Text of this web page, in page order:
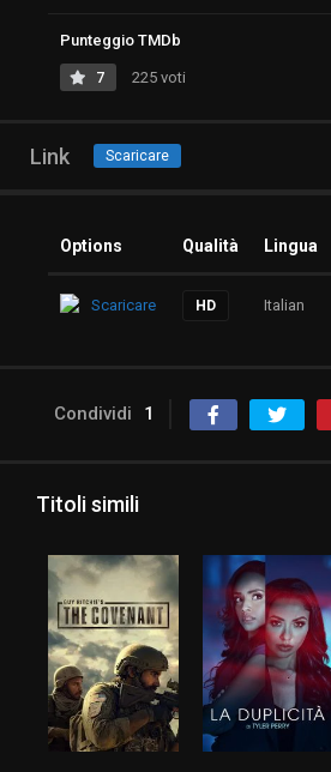
Punteggio TMDb
7 225 voti
Link Scaricare
Options Qualità Lingua
Scaricare HD Italian
Condividi 1
Titoli simili